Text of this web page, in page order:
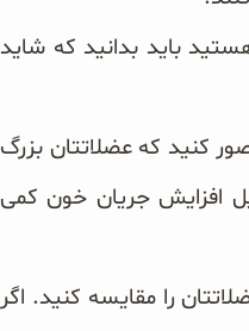
باید بدانید که شاید
کنید که عضلاتتان بزرگ
افزایش جریان خون کمی
را مقایسه کنید. اگر